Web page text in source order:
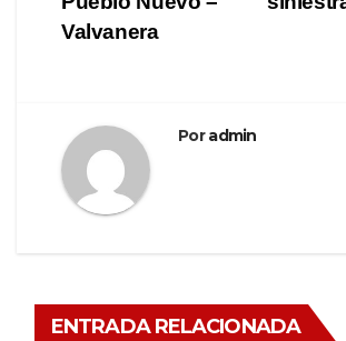
Valvanera
Poradmin
ENTRADA RELACIONADA